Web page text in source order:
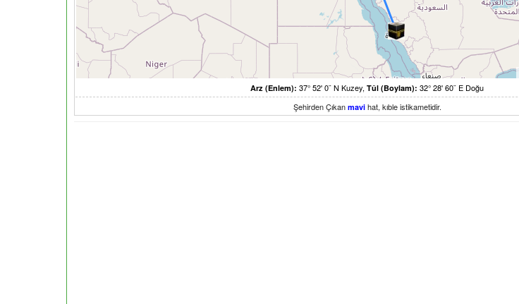
Arz (Enlem): 37° 52' 0¨ N Kuzey, Tûl (Boylam): 32° 28' 60¨ E Doğu
Şehirden Çıkan mavihat, kıble istikametidir.